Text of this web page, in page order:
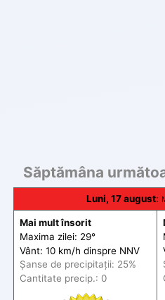
Săptămâna
Luni, 17 august:
Mai mult însorit
Maxima zilei: 29°
Vânt: 10 km/h dinspre NNV
Șanse de precipitații: 25%
Cantitate precip.: 0